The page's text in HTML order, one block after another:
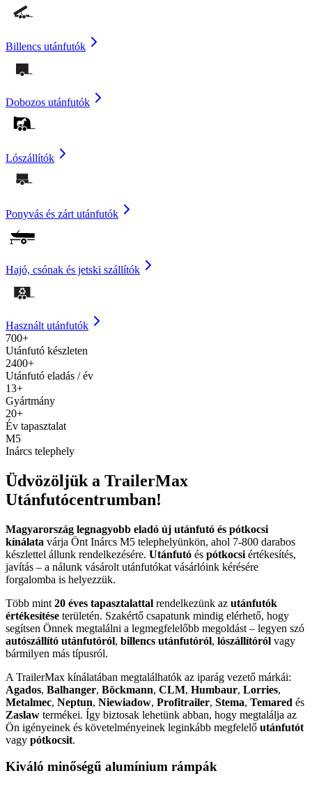
Billencs utánfutók
Dobozos utánfutók
Lószállítók
Ponyvás és zárt utánfutók
Hajó, csónak és jetski szállítók
Használt utánfutók
700+
Utánfutó készleten
2400+
Utánfutó eladás / év
13+
Gyártmány
20+
Év tapasztalat
M5
Inárcs telephely
Üdvözöljük a TrailerMax
Utánfutócentrumban!
Magyarország legnagyobb eladó új utánfutó és pótkocsi
kínálata várja Önt Inárcs M5 telephelyünkön, ahol 7-800 darabos
készlettel állunk rendelkezésére. Utánfutó és pótkocsi értékesítés,
javítás – a nálunk vásárolt utánfutókat vásárlóink kérésére
forgalomba is helyezzük.
Több mint 20 éves tapasztalattal rendelkezünk az utánfutók
értékesítése területén. Szakértő csapatunk mindig elérhető, hogy
segítsen Önnek megtalálni a legmegfelelőbb megoldást – legyen szó
autószállító utánfutóról, billencs utánfutóról, lószállítóról vagy
bármilyen más típusról.
A TrailerMax kínálatában megtalálhatók az iparág vezető márkái:
Agados, Balhanger, Böckmann, CLM, Humbaur, Lorries,
Metalmec, Neptun, Niewiadow, Profitrailer, Stema, Temared és
Zaslaw termékei. Így biztosak lehetünk abban, hogy megtalálja az
Ön igényeinek és követelményeinek leginkább megfelelő utánfutót
vagy pótkocsit.
Kiváló minőségű alumínium rámpák